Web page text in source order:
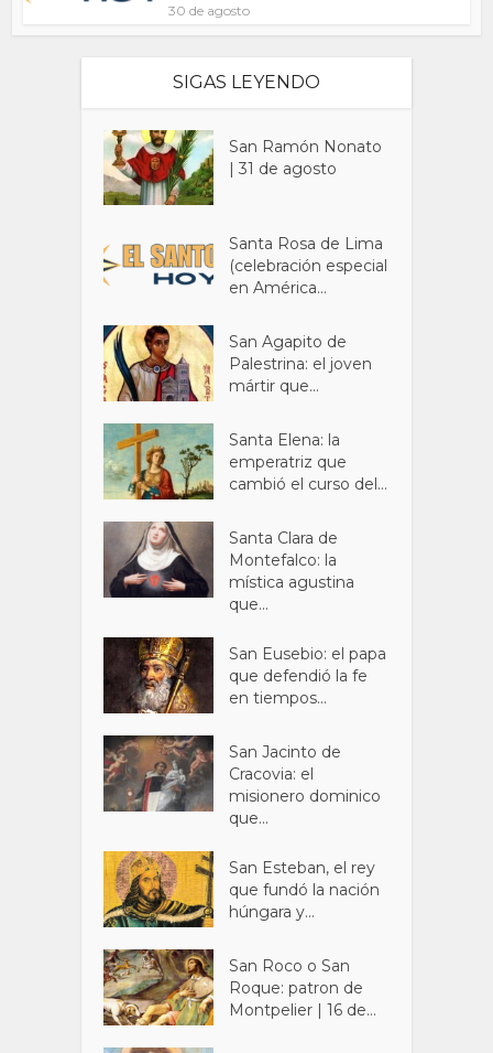
30 de agosto
SIGAS LEYENDO
San Ramón Nonato
| 31 de agosto
Santa Rosa de Lima
(celebración especial
en América...
San Agapito de
Palestrina: el joven
mártir que...
Santa Elena: la
emperatriz que
cambió el curso del...
Santa Clara de
Montefalco: la
mística agustina
que...
San Eusebio: el papa
que defendió la fe
en tiempos...
San Jacinto de
Cracovia: el
misionero dominico
que...
San Esteban, el rey
que fundó la nación
húngara y...
San Roco o San
Roque: patron de
Montpelier | 16 de...